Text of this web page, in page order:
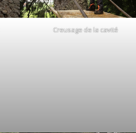
Creusage de la cavité